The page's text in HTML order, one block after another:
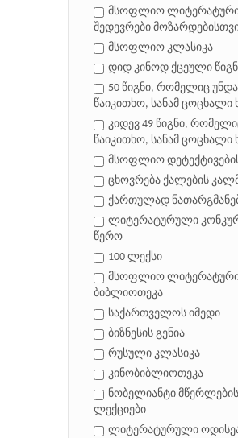
მსოფლიო
შედევრები
მსოფლიო კლასიკა
დიდ კინოდ ქცეული
50 წიგნი, რომელიც უნდა
წაიკითხო, სანამ ცოცხალი
კიდევ 49 წიგნი,
წაიკითხო, სანამ ცოცხალი
მსოფლიო
ცხოვრება ქალების
ქართულად
ლიტერატურული
წერო
100 ლექსი
მსოფლიო
ბიბლიოთეკა
საქართველოს იმედი
ბიზნესის გენია
რუსული კლასიკა
კინობიბლიოთეკა
ნობელიანტი მწერლების
ლექციები
ლიტერატურული